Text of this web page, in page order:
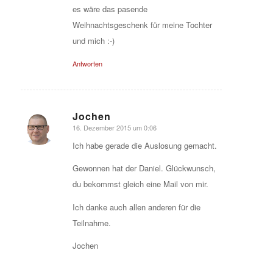
es wäre das pasende
Weihnachtsgeschenk für meine Tochter
und mich :-)
Antworten
Jochen
sagte:
16. Dezember 2015 um 0:06
Ich habe gerade die Auslosung gemacht.
Gewonnen hat der Daniel. Glückwunsch,
du bekommst gleich eine Mail von mir.
Ich danke auch allen anderen für die
Teilnahme.
Jochen